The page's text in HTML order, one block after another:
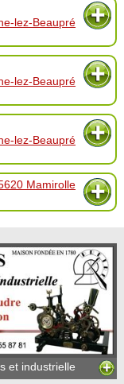
lez-Beaupré
lez-Beaupré
lez-Beaupré
Mamirolle
et industrielle